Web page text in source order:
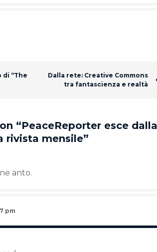
di “The
Dalla rete: Creative Commons
tra fantascienza e realtà
“PeaceReporter esce dalla
rivista mensile”
anto.
pm